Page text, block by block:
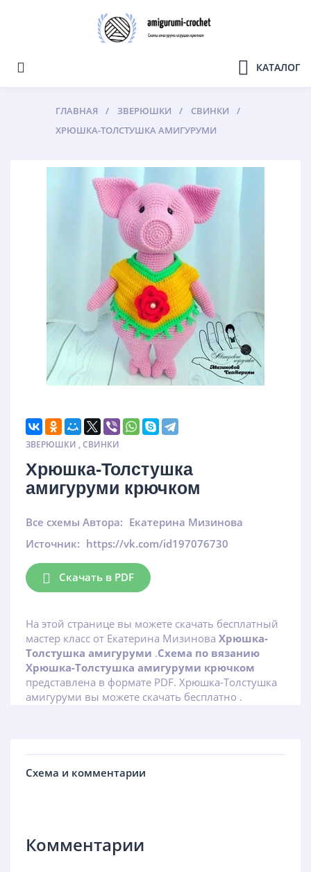
КАТАЛОГ
ГЛАВНАЯ ЗВЕРЮШКИ
СВИНКИ
ХРЮШКА-ТОЛСТУШКА АМИГУРУМИ
ЗВЕРЮШКИ ,СВИНКИ
Хрюшка-Толстушка
амигуруми крючком
Все схемы Автора: Екатерина Мизинова
Источник: https://vk.com/id197076730
Скачать в PDF
На этой странице вы можете скачать бесплатный
мастер класс от Екатерина Мизинова Хрюшка-
Толстушка амигуруми .Схема по вязанию
Хрюшка-Толстушка амигуруми крючком
представлена в формате PDF. Хрюшка-Толстушка
амигуруми вы можете скачать бесплатно .
Схема и комментарии
Комментарии